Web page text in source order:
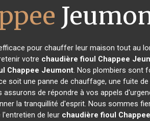
pour chauffer leur maison tout au
votre chaudière fioul Chappee
Chappee Jeumont. Nos plombiers sont
soit une panne de chauffage, une fuite
de répondre à vos appels
la tranquillité d'esprit. Nous sommes
de leur chaudière fioul Chappee